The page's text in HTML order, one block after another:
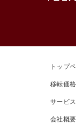
トップ
移転価
サービス
会社概要